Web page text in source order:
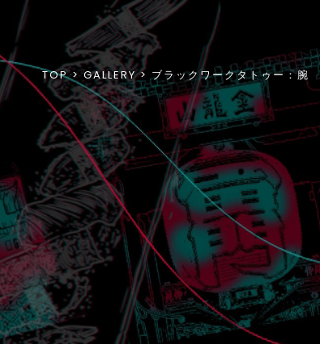
TOP GALLERY ブラックワークタトゥー：腕